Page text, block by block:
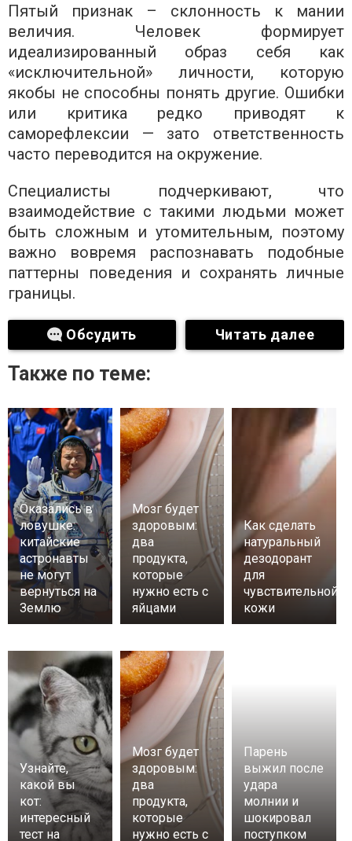
Пятый признак – склонность к мании
величия. Человек формирует
идеализированный образ себя как
«исключительной» личности, которую
якобы не способны понять другие. Ошибки
или критика редко приводят к
саморефлексии — зато ответственность
часто переводится на окружение.
Специалисты подчеркивают, что
взаимодействие с такими людьми может
быть сложным и утомительным, поэтому
важно вовремя распознавать подобные
паттерны поведения и сохранять личные
границы.
Обсудить Читать далее
Также по теме:
Оказались в
ловушке:
китайские
астронавты
не могут
вернуться на
Землю
Мозг будет
здоровым:
два
продукта,
которые
нужно есть с
яйцами
Как сделать
натуральный
дезодорант
для
чувствительной
кожи
Узнайте,
какой вы
кот:
интересный
тест на
Мозг будет
здоровым:
два
продукта,
которые
нужно есть с
Парень
выжил после
удара
молнии и
шокировал
поступком